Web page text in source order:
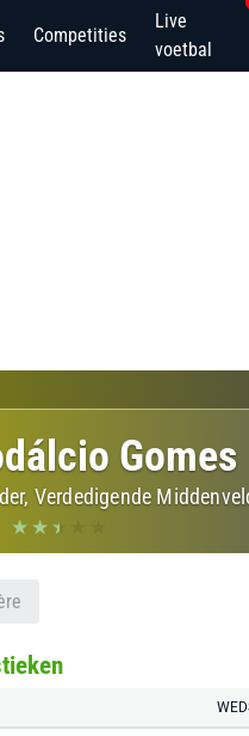
Competities
Live
voetbal
Gomes
Verdedigende